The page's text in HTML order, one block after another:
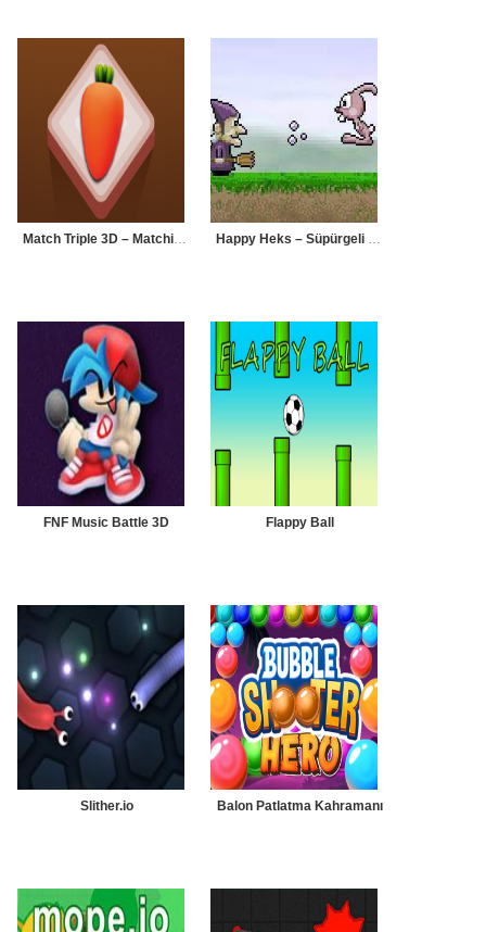
Match Triple 3D – Matching Tile Happy Heks – Süpürgeli Cadı
FNF Music Battle 3D Flappy Ball
Slither.io Balon Patlatma Kahramanı